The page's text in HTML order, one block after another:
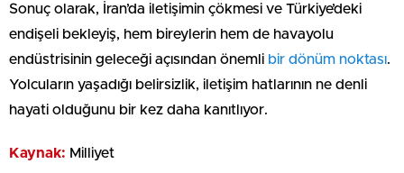
Sonuç olarak, İran’da iletişimin çökmesi ve Türkiye’deki
endişeli bekleyiş, hem bireylerin hem de havayolu
endüstrisinin geleceği açısından önemli bir dönüm noktası.
Yolcuların yaşadığı belirsizlik, iletişim hatlarının ne denli
hayati olduğunu bir kez daha kanıtlıyor.
Kaynak: Milliyet